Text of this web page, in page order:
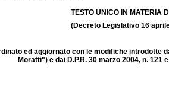
TESTO UNICO IN MATERIA
(Decreto Legislativo 16
ed aggiornato con le modifiche introdotte
Moratti") e dai D.P.R. 30 marzo 2004, n. 121